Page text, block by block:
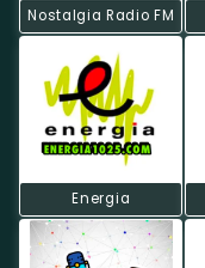
Nostalgia Radio FM
Energia